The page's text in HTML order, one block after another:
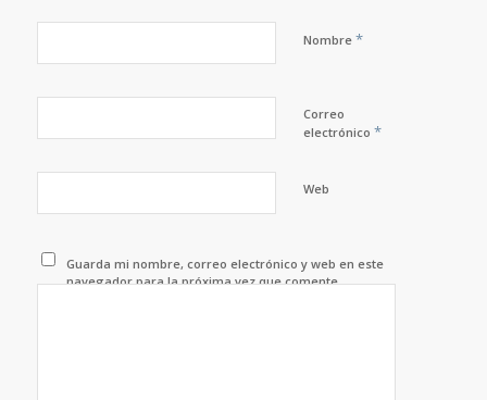
Nombre *
Correo
electrónico *
Web
Guarda mi nombre, correo electrónico y web en este
navegador para la próxima vez que comente.